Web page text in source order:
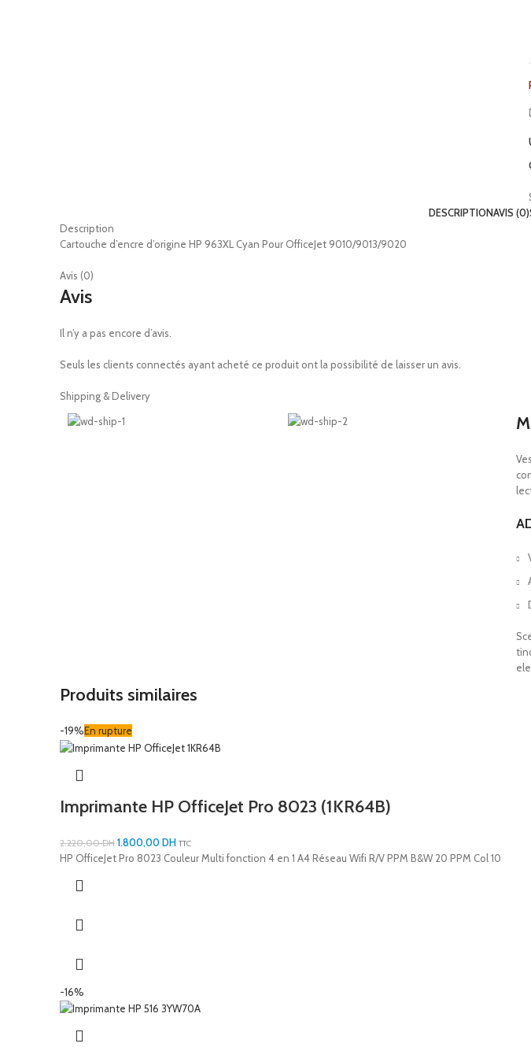
DESCRIPTIONAVIS (0)
Description
Cartouche d’encre d’origine HP 963XL Cyan Pour OfficeJet 9010/9013/9020
Avis (0)
Avis
Il n’y a pas encore d’avis.
Seuls les clients connectés ayant acheté ce produit ont la possibilité de laisser un avis.
Shipping & Delivery
Produits similaires
-19%En rupture
Imprimante HP OfficeJet Pro 8023 (1KR64B)
2.220,00DH 1.800,00DH TTC
HP OfficeJet Pro 8023 Couleur Multi fonction 4 en 1 A4 Réseau Wifi R/V PPM B&W 20 PPM Col 10
-16%